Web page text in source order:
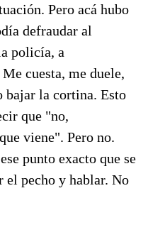
Pero acá hubo
defraudar al
policía, a
cuesta, me duele,
bajar la cortina. Esto
que "no,
viene". Pero no.
punto exacto que se
el pecho y hablar. No